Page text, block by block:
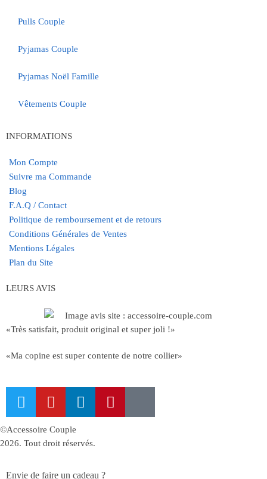
Pulls Couple
Pyjamas Couple
Pyjamas Noël Famille
Vêtements Couple
INFORMATIONS
Mon Compte
Suivre ma Commande
Blog
F.A.Q / Contact
Politique de remboursement et de retours
Conditions Générales de Ventes
Mentions Légales
Plan du Site
LEURS AVIS
«Très satisfait, produit original et super joli !»
«Ma copine est super contente de notre collier»
©Accessoire Couple
2026. Tout droit réservés.
Envie de faire un cadeau ?